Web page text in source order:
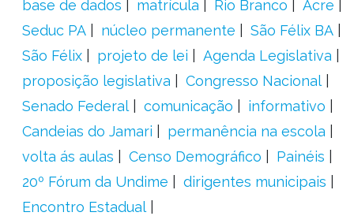
base de dados
matrícula Rio Branco
Acre
Seduc PA
núcleo permanente
São Félix BA
São Félix
projeto de lei
Agenda Legislativa
proposição legislativa
Congresso Nacional
Senado Federal
comunicação
informativo
Candeias do Jamari
permanência na escola
volta ás aulas
Censo Demográfico
Painéis
20º Fórum da Undime
dirigentes municipais
Encontro Estadual